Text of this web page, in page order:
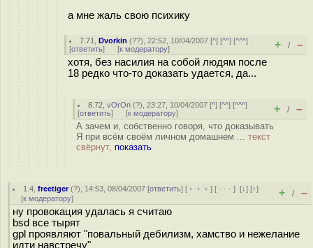
а мне жаль свою психику
7.71 ,Dvorkin (??), 22:52, 10/04/2007 [^] [^^] [^^^]
[ответить] [к модератору] + / –
хотя, без насилия на собой людям после
18 редко что-то доказать удается, да...
8.72 ,vOrOn (?), 23:27, 10/04/2007 [^] [^^] [^^^]
[ответить] [к модератору] + / –
А зачем и, собственно говоря, что доказывать
Я при всём своём личном домашнем ... текст
свёрнут, показать
1.4 ,freetiger(?), 14:53, 08/04/2007 [ответить] [ ﹢﹢﹢] [ · · ·][↓] [↑]
[к модератору] + / –
ну провокация удалась я считаю
bsd все тырят
gpl проявляют "повальный дебилизм, хамство и нежелание
идти навстречу"